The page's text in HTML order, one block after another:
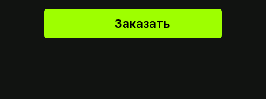
Заказать